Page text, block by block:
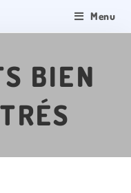
Menu
BIEN